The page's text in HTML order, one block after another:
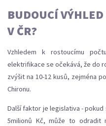
BUDOUCÍ
V ČR?
Vzhledem k rostoucímu
elektrifikace se očekává, že do
zvýšit na 10-12 kusů, zejména
Chironu.
Další faktor je legislativa -
5milionů Kč, může to odradit